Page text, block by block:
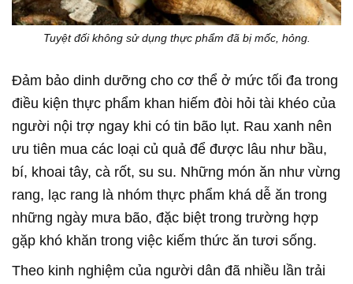
Tuyệt đối không sử dụng thực phẩm đã bị mốc, hỏng.
Đảm bảo dinh dưỡng cho cơ thể ở mức tối đa trong
điều kiện thực phẩm khan hiếm đòi hỏi tài khéo của
người nội trợ ngay khi có tin bão lụt. Rau xanh nên
ưu tiên mua các loại củ quả để được lâu như bầu,
bí, khoai tây, cà rốt, su su. Những món ăn như vừng
rang, lạc rang là nhóm thực phẩm khá dễ ăn trong
những ngày mưa bão, đặc biệt trong trường hợp
gặp khó khăn trong việc kiếm thức ăn tươi sống.
Theo kinh nghiệm của người dân đã nhiều lần trải